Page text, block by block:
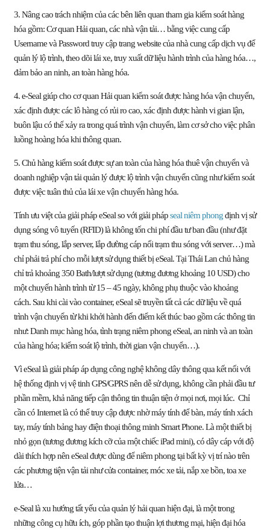
3. Nâng cao trách nhiệm của các bên liên quan tham gia kiểm soát hàng
hóa gồm: Cơ quan Hải quan, các nhà vận tải… bằng việc cung cấp
Username và Password truy cập trang website của nhà cung cấp dịch vụ để
quản lý lộ trình, theo dõi lái xe, truy xuất dữ liệu hành trình của hàng hóa…,
đảm bảo an ninh, an toàn hàng hóa.
4. e-Seal giúp cho cơ quan Hải quan kiểm soát được hàng hóa vận chuyển,
xác định được các lô hàng có rủi ro cao, xác định được hành vi gian lận,
buôn lậu có thể xảy ra trong quá trình vận chuyển, làm cơ sở cho việc phân
luồng hoàng hóa khi thông quan.
5. Chủ hàng kiểm soát được sự an toàn của hàng hóa thuê vận chuyển và
doanh nghiệp vận tải quản lý được lộ trình vận chuyển cũng như kiểm soát
được việc tuân thủ của lái xe vận chuyển hàng hóa.
Tính ưu việt của giải pháp eSeal so với giải phápseal niêm phongđịnh vị sử
dụng sóng vô tuyến (RFID) là không tốn chi phí đầu tư ban đầu (như đặt
trạm thu sóng, lắp server, lắp đường cáp nối trạm thu sóng với server…) mà
chỉ phải trả phí cho mỗi lượt sử dụng thiết bị eSeal. Tại Thái Lan chủ hàng
chỉ trả khoảng 350 Bath/lượt sử dụng (tương đương khoảng 10 USD) cho
một chuyến hành trình từ 15 – 45 ngày, không phụ thuộc vào khoảng
cách. Sau khi cài vào container, eSeal sẽ truyền tất cả các dữ liệu về quá
trình vận chuyển từ khi khởi hành đến điểm kết thúc bao gồm các thông tin
như: Danh mục hàng hóa, tình trạng niêm phong eSeal, an ninh và an toàn
của hàng hóa; kiểm soát lộ trình, thời gian vận chuyển…).
Vì eSeal là giải pháp áp dụng công nghệ không dây thông qua kết nối với
hệ thống định vị vệ tinh GPS/GPRS nên dễ sử dụng, không cần phải đầu tư
phần mềm, khả năng tiếp cận thông tin thuận tiện ở mọi nơi, mọi lúc. Chỉ
cần có Internet là có thể truy cập được nhờ máy tính để bàn, máy tính xách
tay, máy tính bảng hay điện thoại thông minh Smart Phone. Là một thiết bị
nhỏ gọn (tương đương kích cỡ của một chiếc iPad mini), có dây cáp với độ
dài thích hợp nên eSeal được dùng để niêm phong tại bất kỳ vị trí nào trên
các phương tiện vận tải như cửa container, móc xe tải, nắp xe bồn, toa xe
lửa…
e-Seal là xu hướng tất yếu của quản lý hải quan hiện đại, là một trong
những công cụ hữu ích, góp phần tạo thuận lợi thương mại, hiện đại hóa